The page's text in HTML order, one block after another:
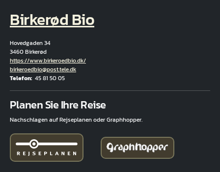
Birkerød Bio
Hovedgaden 34
3460 Birkerød
Hjemmeside
https://www.birkeroedbio.dk/
E-Mail
birkeroedbio@post.tele.dk
Telefon 45 81 50 05
Planen Sie Ihre Reise
Nachschlagen auf Rejseplanen oder Graphhopper.